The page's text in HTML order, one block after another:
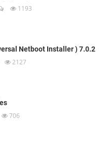
1193
Netboot Installer ) 7.0.2
2127
706